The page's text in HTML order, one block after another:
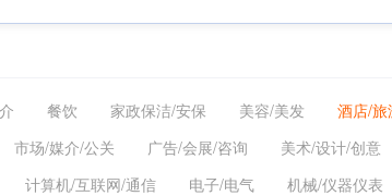
餐饮 家政保洁/安保 美容/美发 酒店/旅
市场/媒介/公关 广告/会展/咨询 美术/设计/创意
计算机/互联网/通信 电子/电气 机械/仪器仪表